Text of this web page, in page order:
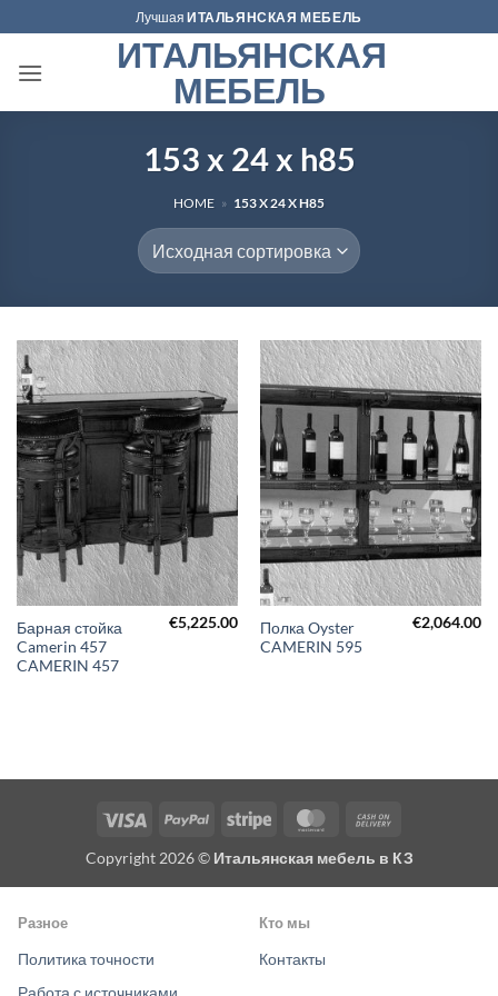
to
content
ЛучшаяИТАЛЬЯНСКАЯ МЕБЕЛЬ
ИТАЛЬЯНСКАЯ
МЕБЕЛЬ
153 x 24 x h85
HOME » 153 X 24 X H85
Барная стойка
Camerin 457
CAMERIN 457
€5,225.00
Полка Oyster
CAMERIN 595
€2,064.00
Visa PayPal Stripe MasterCard
Delivery
Copyright 2026 © Итальянская мебель в КЗ
Разное
Политика точности
Кто мы
Контакты